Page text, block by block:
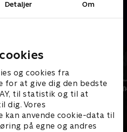
Detaljer Om
og cookies fra
for at give dig den bedste
til statistik og til at
dig. Vores
kan anvende cookie-data til
på egne og andres
tilkøb